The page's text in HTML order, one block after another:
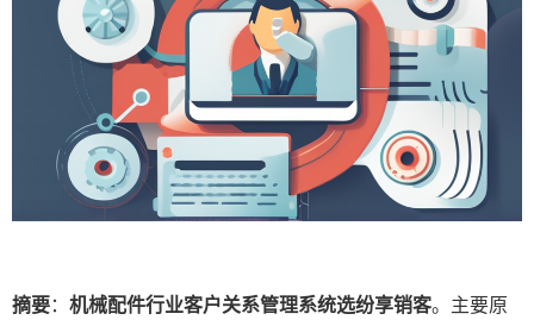
摘要： 机械配件行业客户关系管理系统选纷享销客。主要原